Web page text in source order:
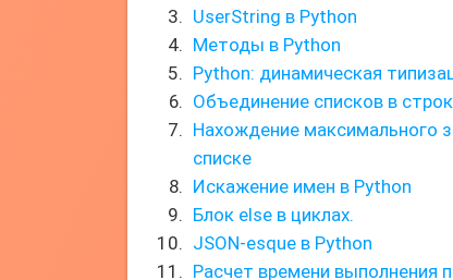
UserString в Python
Методы в Python
Python: динамическая
Объединение списков в
Нахождение максимального
списке
Искажение имен в Python
Блок else в циклах.
JSON-esque в Python
Расчет времени выполнения